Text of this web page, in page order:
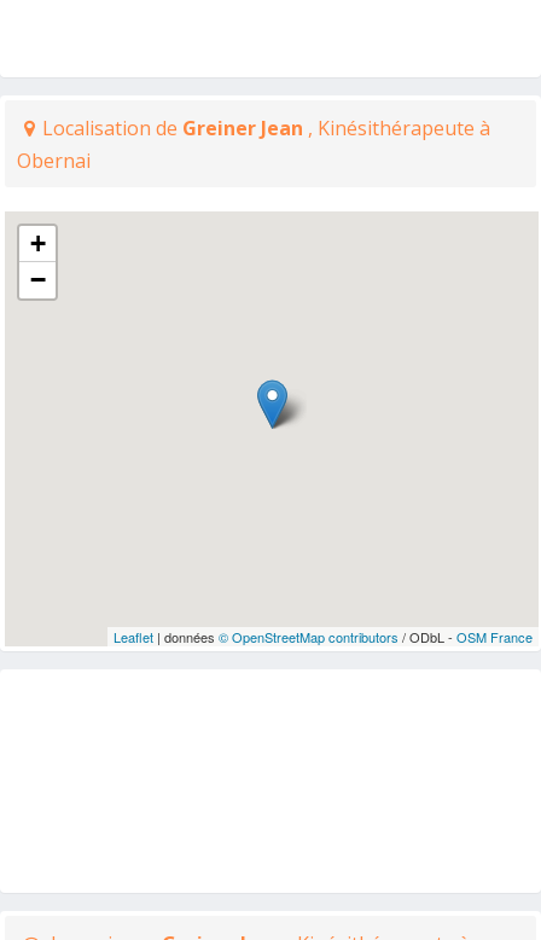
Localisation de Greiner Jean , Kinésithérapeute à
Obernai
+
−
Leaflet| données © OpenStreetMap contributors / ODbL - OSM France